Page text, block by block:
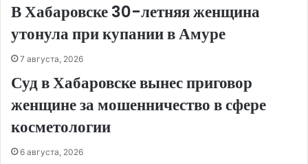
В Хабаровске 30-летняя женщина
утонула при купании в Амуре
7 августа, 2026
Суд в Хабаровске вынес приговор
женщине за мошенничество в сфере
косметологии
6 августа, 2026